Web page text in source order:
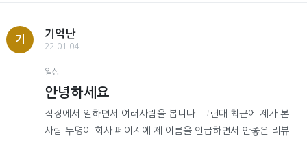
기
기억난
22.01.04
일상
안녕하세요
직장에서 일하면서 여러사람을 봅니다. 그런대 최근에 제가 본
사람 두명이 회사 페이지에 제 이름을 언급하면서 안좋은 리뷰